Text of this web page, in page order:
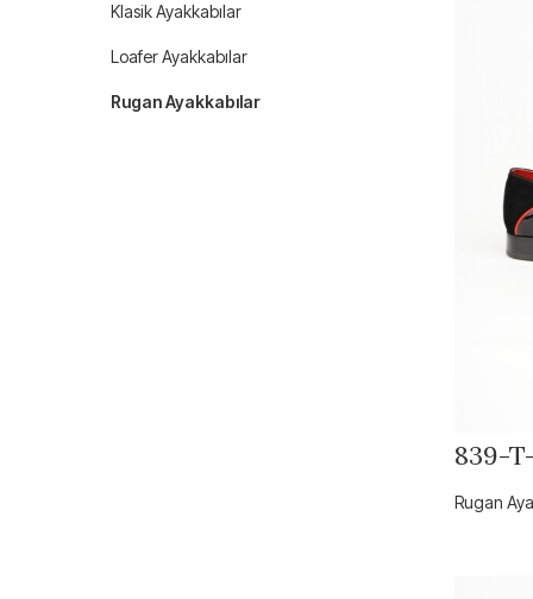
Klasik Ayakkabılar
Loafer Ayakkabılar
Rugan Ayakkabılar
839-
Rugan